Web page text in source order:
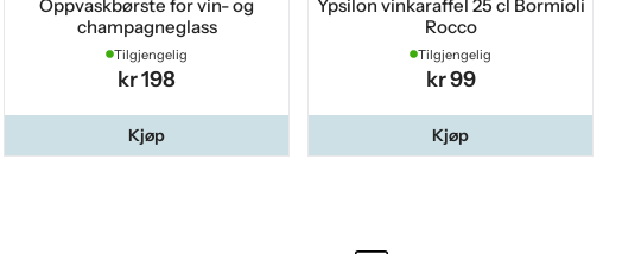
Oppvaskbørste for vin- og
champagneglass
Tilgjengelig
kr 198
Kjøp
Ypsilon vinkaraffel 25 cl Bormioli
Rocco
Tilgjengelig
kr 99
Kjøp